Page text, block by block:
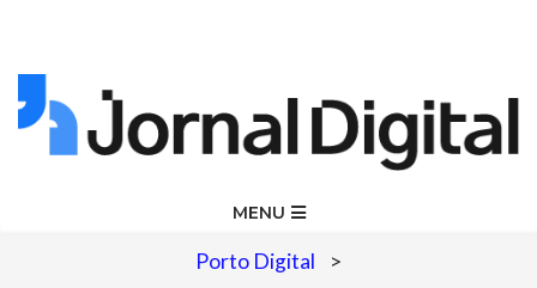
Skip
to
JornalMENU
Porto Digital >